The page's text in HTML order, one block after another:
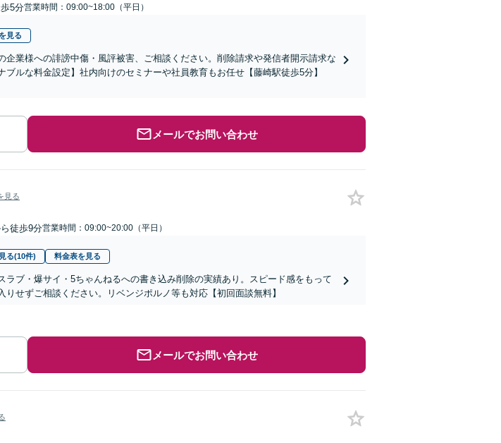
5分営業時間：09:00~18:00（平日）
見る
企業様への誹謗中傷・風評被害、ご相談ください。削除請求や発信者開示請求な
ルな料金設定】社内向けのセミナーや社員教育もお任せ【藤崎駅徒歩5分】
メールでお問い合わせ
見る
徒歩9分営業時間：09:00~20:00（平日）
る(10件) 料金表を見る
ラブ・爆サイ・5ちゃんねるへの書き込み削除の実績あり。スピード感をもって
せずご相談ください。リベンジポルノ等も対応【初回面談無料】
メールでお問い合わせ